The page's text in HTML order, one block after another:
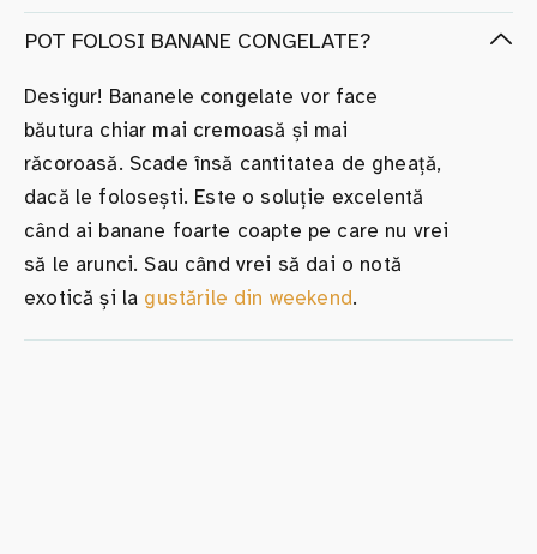
POT FOLOSI BANANE CONGELATE?
Desigur! Bananele congelate vor face
băutura chiar mai cremoasă și mai
răcoroasă. Scade însă cantitatea de gheață,
dacă le folosești. Este o soluție excelentă
când ai banane foarte coapte pe care nu vrei
să le arunci. Sau când vrei să dai o notă
exotică și la gustările din weekend.